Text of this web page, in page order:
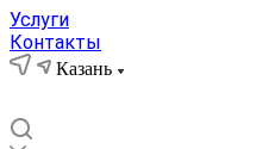
Услуги
Контакты
Казань